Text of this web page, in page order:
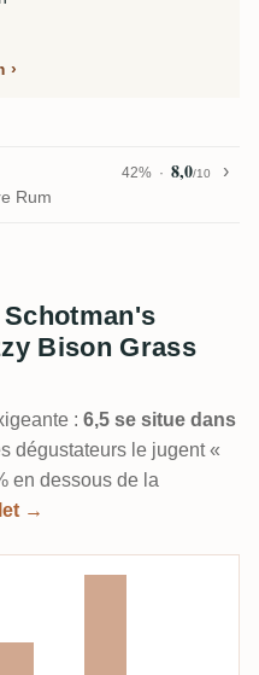
42% 8,0/10
Rum
Bison Grass
: 6,5 se situe dans
dégustateurs le jugent «
en dessous de la
→